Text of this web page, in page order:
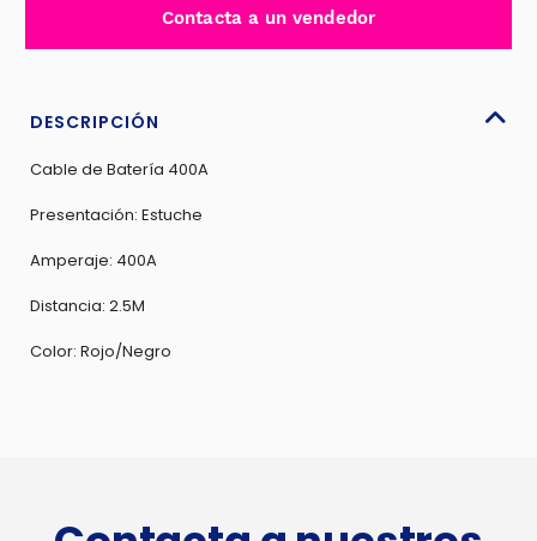
400
Contacta a un vendedor
DESCRIPCIÓN
Cable de Batería 400A
Presentación: Estuche
Amperaje: 400A
Distancia: 2.5M
Color: Rojo/Negro